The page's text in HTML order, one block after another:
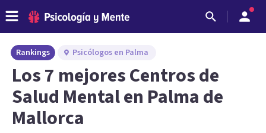
Rankings Psicólogos en Palma
Los 7 mejores Centros de
Salud Mental en Palma de
Mallorca